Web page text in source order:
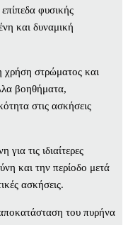
φυσικής
και δυναμική
χρήση στρώματος και
βοηθήματα,
στις ασκήσεις
τις ιδιαίτερες
και την περίοδο μετά
ασκήσεις.
του πυρήνα